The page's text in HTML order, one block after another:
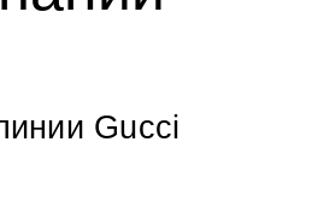
Gucci